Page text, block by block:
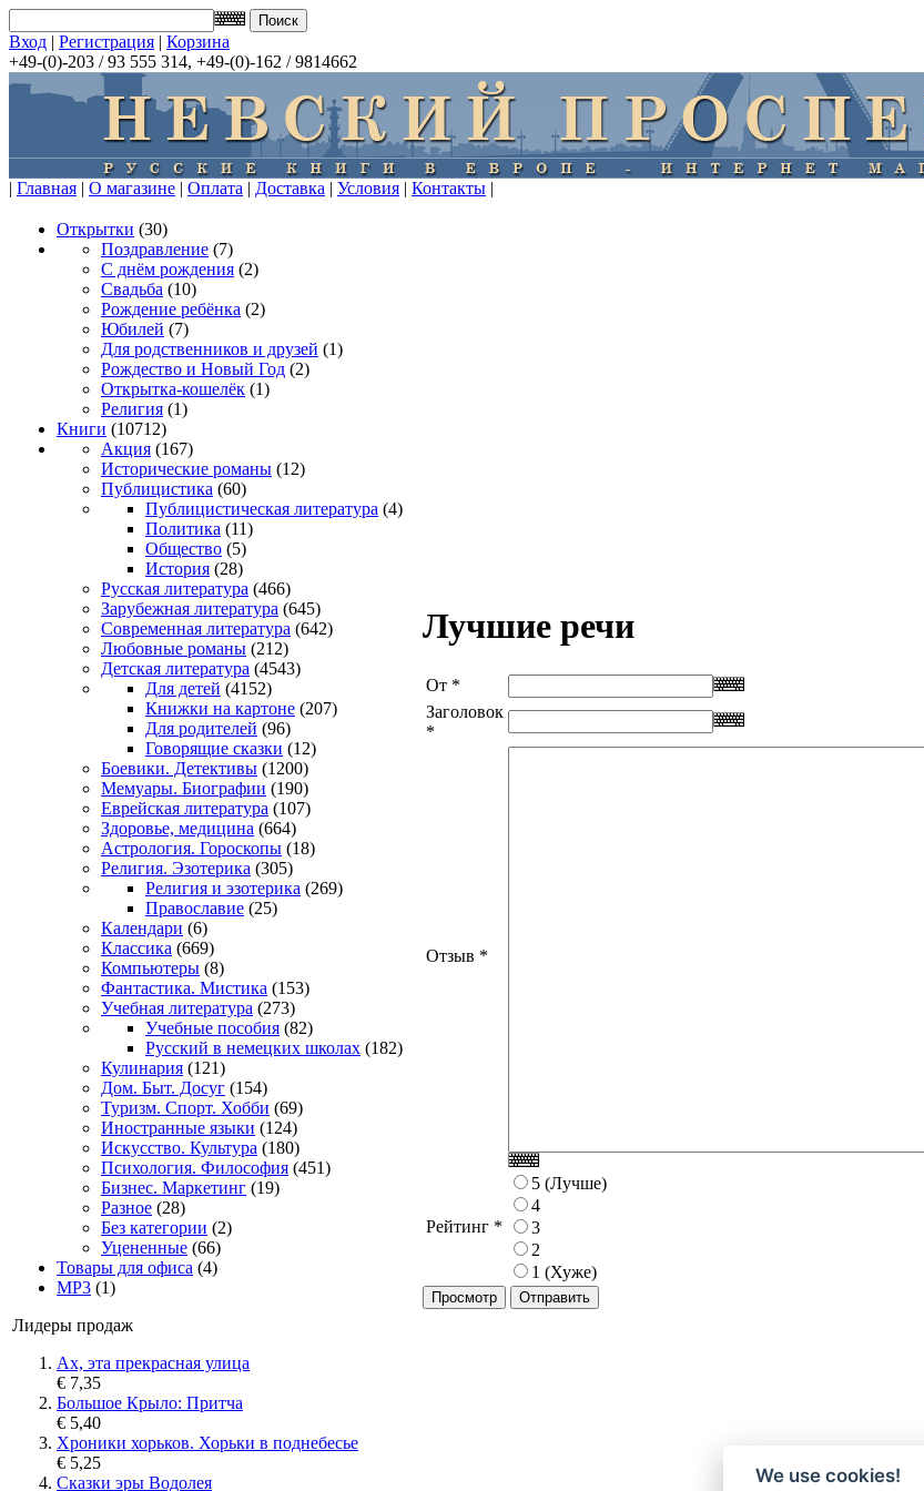
Вход | Регистрация | Корзина
+49-(0)-203 / 93 555 314, +49-(0)-162 / 9814662
| Главная | О магазине | Оплата | Доставка | Условия | Контакты |
Открытки (30)
Поздравление (7)
С днём рождения (2)
Свадьба (10)
Рождение ребёнка (2)
Юбилей (7)
Для родственников и друзей (1)
Рождество и Новый Год (2)
Открытка-кошелёк (1)
Религия (1)
Книги (10712)
Акция (167)
Исторические романы (12)
Публицистика (60)
Публицистическая литература (4)
Политика (11)
Общество (5)
История (28)
Русская литература (466)
Зарубежная литература (645)
Современная литература (642)
Любовные романы (212)
Детская литература (4543)
Для детей (4152)
Книжки на картоне (207)
Для родителей (96)
Говорящие сказки (12)
Боевики. Детективы (1200)
Мемуары. Биографии (190)
Еврейская литература (107)
Здоровье, медицина (664)
Астрология. Гороскопы (18)
Религия. Эзотерика (305)
Религия и эзотерика (269)
Православие (25)
Календари (6)
Классика (669)
Компьютеры (8)
Фантастика. Мистика (153)
Учебная литература (273)
Учебные пособия (82)
Русский в немецких школах (182)
Кулинария (121)
Дом. Быт. Досуг (154)
Туризм. Спорт. Хобби (69)
Иностранные языки (124)
Искусство. Культура (180)
Психология. Философия (451)
Бизнес. Маркетинг (19)
Разное (28)
Без категории (2)
Уцененные (66)
Товары для офиса (4)
MP3 (1)
Лидеры продаж
Ах, эта прекрасная улица
€ 7,35
Большое Крыло: Притча
€ 5,40
Хроники хорьков. Хорьки в поднебесье
€ 5,25
Сказки эры Водолея
Лучшие речи
От *
Заголовок
*
Отзыв *
Рейтинг *
5 (Лучше)
4
3
2
1 (Хуже)
Просмотр
We use cookies!